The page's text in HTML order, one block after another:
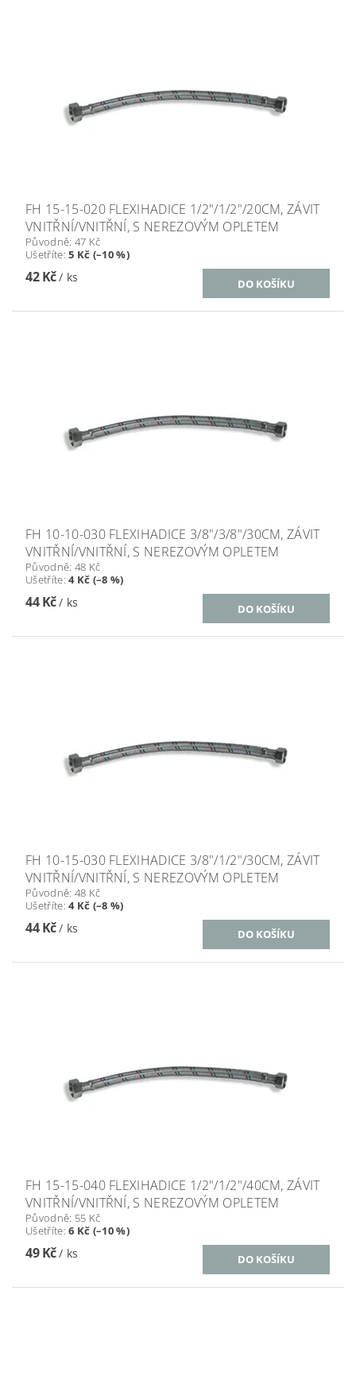
FH 15-15-020 FLEXIHADICE 1/2"/1/2"/20CM, ZÁVIT
VNITŘNÍ/VNITŘNÍ, S NEREZOVÝM OPLETEM
Původně: 47 Kč
Ušetříte:5 Kč (–10 %)
42 Kč/ ks
FH 10-10-030 FLEXIHADICE 3/8"/3/8"/30CM, ZÁVIT
VNITŘNÍ/VNITŘNÍ, S NEREZOVÝM OPLETEM
Původně: 48 Kč
Ušetříte:4 Kč (–8 %)
44 Kč/ ks
FH 10-15-030 FLEXIHADICE 3/8"/1/2"/30CM, ZÁVIT
VNITŘNÍ/VNITŘNÍ, S NEREZOVÝM OPLETEM
Původně: 48 Kč
Ušetříte:4 Kč (–8 %)
44 Kč/ ks
FH 15-15-040 FLEXIHADICE 1/2"/1/2"/40CM, ZÁVIT
VNITŘNÍ/VNITŘNÍ, S NEREZOVÝM OPLETEM
Původně: 55 Kč
Ušetříte:6 Kč (–10 %)
49 Kč/ ks